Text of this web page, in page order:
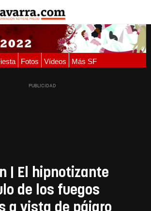
Fotos Vídeos Más SF
| El hipnotizante
de los fuegos
a vista de pájaro